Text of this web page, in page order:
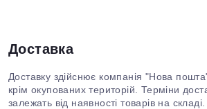
Доставка
Доставку здійснює компанія "Нова пошта"
крім окупованих територій. Терміни
залежать від наявності товарів на складі.